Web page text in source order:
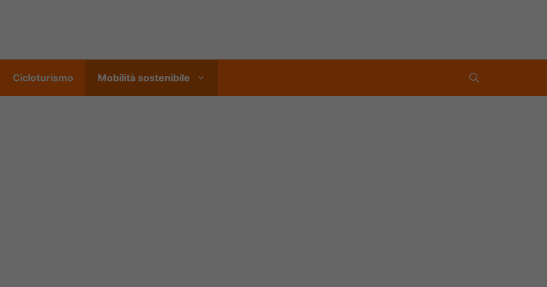
Cicloturismo Mobilità sostenibile